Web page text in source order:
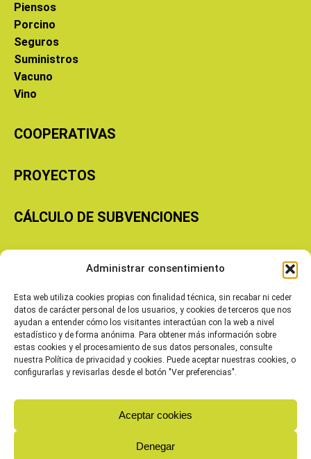
Administrar consentimiento
Esta web utiliza cookies propias con finalidad técnica, sin recabar ni ceder
datos de carácter personal de los usuarios, y cookies de terceros que nos
ayudan a entender cómo los visitantes interactúan con la web a nivel
estadístico y de forma anónima. Para obtener más información sobre
estas cookies y el procesamiento de sus datos personales, consulte
nuestra Política de privacidad y cookies. Puede aceptar nuestras cookies, o
configurarlas y revisarlas desde el botón "Ver preferencias".
Aceptar cookies
Denegar
Piensos
Porcino
Seguros
Suministros
Vacuno
Vino
COOPERATIVAS
PROYECTOS
CÁLCULO DE SUBVENCIONES